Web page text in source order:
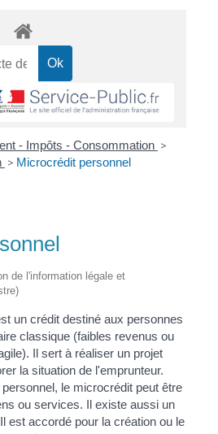
- Impôts - Consommation >
> Microcrédit personnel
de l'information légale et
un crédit destiné aux personnes
classique (faibles revenus ou
Il sert à réaliser un projet
la situation de l'emprunteur.
le microcrédit peut être
ou services. Il existe aussi un
est accordé pour la création ou le